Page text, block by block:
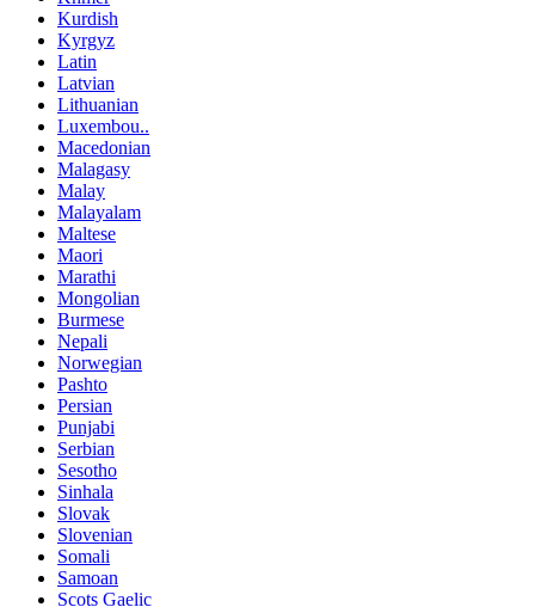
Kurdish
Kyrgyz
Latin
Latvian
Lithuanian
Luxembou..
Macedonian
Malagasy
Malay
Malayalam
Maltese
Maori
Marathi
Mongolian
Burmese
Nepali
Norwegian
Pashto
Persian
Punjabi
Serbian
Sesotho
Sinhala
Slovak
Slovenian
Somali
Samoan
Scots Gaelic